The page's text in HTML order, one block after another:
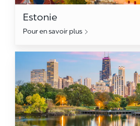
Estonie
Pour en savoir plus